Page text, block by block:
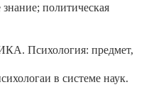
политическая
Психология: предмет,
в системе наук.